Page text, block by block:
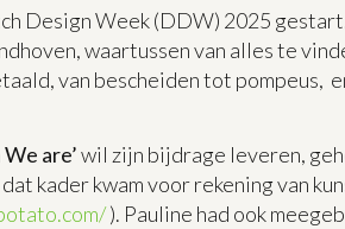
Design Week (DDW) 2025
waartussen van alles te
van bescheiden tot pompeus,
are’wil zijn bijdrage leveren,
kader kwam voor rekening van
). Pauline had ook